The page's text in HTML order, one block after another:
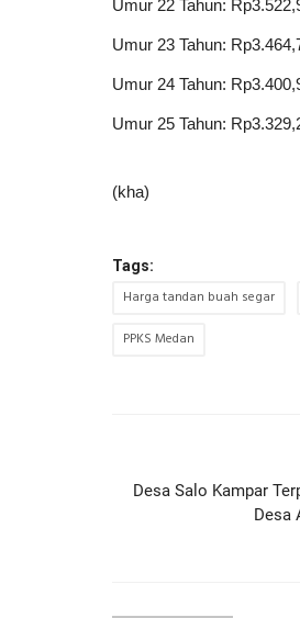
Umur 22 Tahun:
Umur 23 Tahun:
Umur 24 Tahun:
Umur 25 Tahun:
(kha)
Tags:
Harga tandan buah segar
PPKS Medan
Desa Salo Kampar
Desa